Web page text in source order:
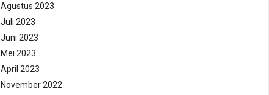
Agustus 2023
Juli 2023
Juni 2023
Mei 2023
April 2023
November 2022